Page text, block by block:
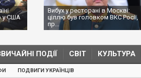
у США
Вибух у ресторані в Москві:
ціллю був головком ВКС Росії,
пр...
ПОДІЇ СВІТ КУЛЬТУРА
ПОДВИГИ УКРАЇНЦІВ